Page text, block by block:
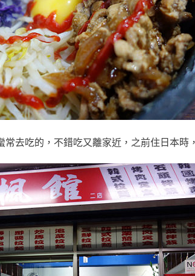
常去吃的，不錯吃又離家近，之前住日本